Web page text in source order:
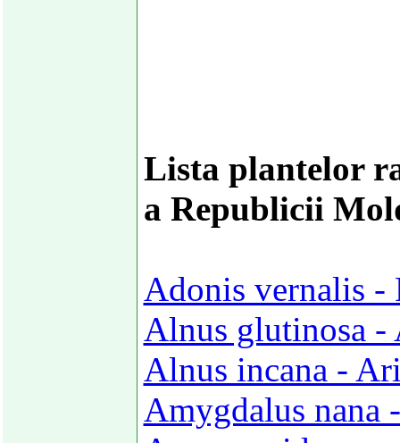
Lista plantelor
a Republicii
Adonis vernalis -
Alnus glutinosa -
Alnus incana -
Amygdalus